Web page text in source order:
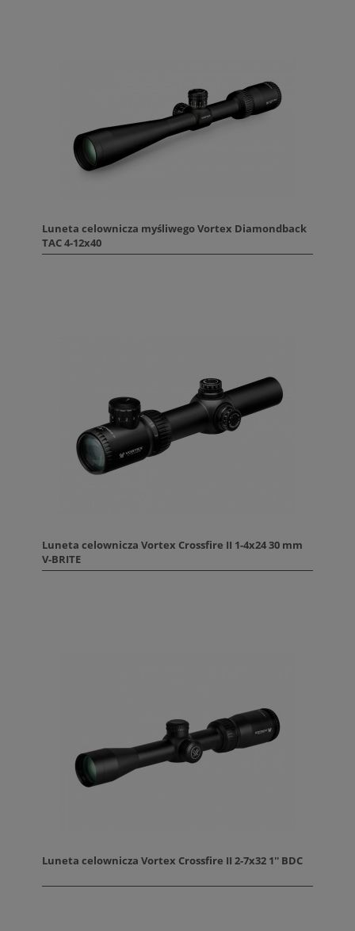
Luneta celownicza myśliwego Vortex Diamondback
TAC 4-12x40
Luneta celownicza Vortex Crossfire II 1-4x24 30 mm
V-BRITE
Luneta celownicza Vortex Crossfire II 2-7x32 1'' BDC